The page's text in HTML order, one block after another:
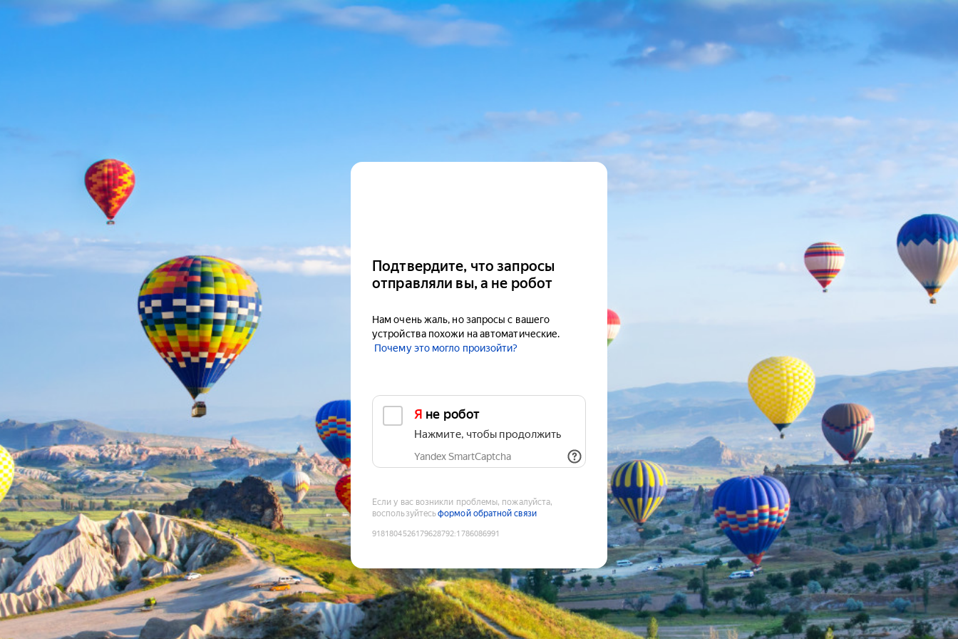
Подтвердите, что запросы
отправляли вы, а не робот
Нам очень жаль, но запросы с вашего
устройства похожи на автоматические.
Почему это могло произойти?
Я не робот
Нажмите, чтобы продолжить
Yandex SmartCaptcha
Если у вас возникли проблемы, пожалуйста,
воспользуйтесьформой обратной связи
9181804526179628792:1786086991